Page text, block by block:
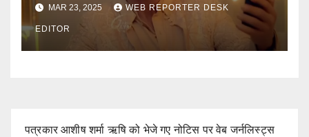
MAR 23, 2025 WEB REPORTER DESK
EDITOR
पत्रकार आशीष शर्मा ऋषि को भेजे गए नोटिस पर वेब जर्नलिस्ट्स